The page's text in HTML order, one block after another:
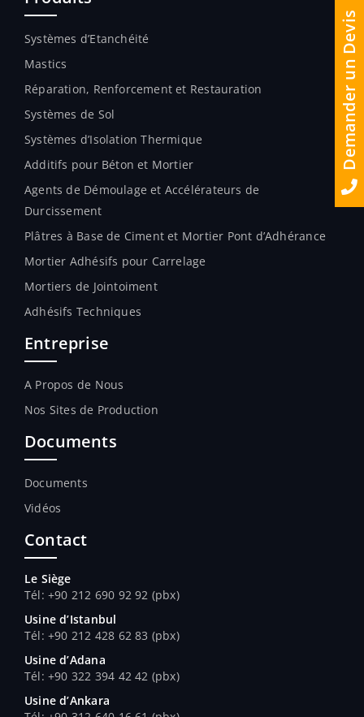
Systèmes d’Etanchéité
Mastics
Réparation, Renforcement et Restauration
Systèmes de Sol
Systèmes d’Isolation Thermique
Additifs pour Béton et Mortier
Agents de Démoulage et Accélérateurs de
Durcissement
Plâtres à Base de Ciment et Mortier Pont d’Adhérance
Mortier Adhésifs pour Carrelage
Mortiers de Jointoiment
Adhésifs Techniques
Entreprise
A Propos de Nous
Nos Sites de Production
Documents
Documents
Vidéos
Contact
Le Siège
Tél: +90 212 690 92 92 (pbx)
Usine d’Istanbul
Tél: +90 212 428 62 83 (pbx)
Usine d’Adana
Tél: +90 322 394 42 42 (pbx)
Usine d’Ankara
Demander un Devis